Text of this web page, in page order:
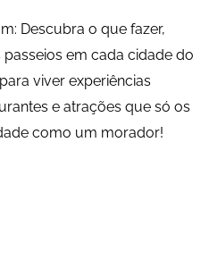
Descubra o que fazer,
em cada cidade do
viver experiências
e atrações que só os
como um morador!